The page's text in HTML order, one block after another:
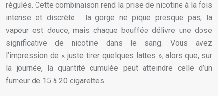
régulés. Cette combinaison rend la prise de nicotine à la fois
intense et discrète : la gorge ne pique presque pas, la
vapeur est douce, mais chaque bouffée délivre une dose
significative de nicotine dans le sang. Vous avez
l’impression de « juste tirer quelques lattes », alors que, sur
la journée, la quantité cumulée peut atteindre celle d’un
fumeur de 15 à 20 cigarettes.